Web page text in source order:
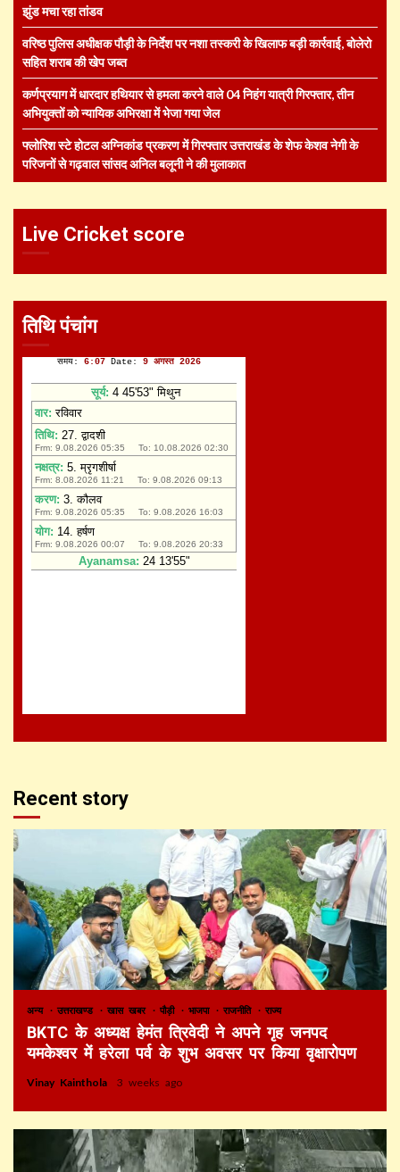
झुंड मचा रहा तांडव
वरिष्ठ पुलिस अधीक्षक पौड़ी के निर्देश पर नशा तस्करी के खिलाफ बड़ी कार्रवाई, बोलेरो
सहित शराब की खेप जब्त
कर्णप्रयाग में धारदार हथियार से हमला करने वाले 04 निहंग यात्री गिरफ्तार, तीन
अभियुक्तों को न्यायिक अभिरक्षा में भेजा गया जेल
फ्लोरिश स्टे होटल अग्निकांड प्रकरण में गिरफ्तार उत्तराखंड के शेफ केशव नेगी के
परिजनों से गढ़वाल सांसद अनिल बलूनी ने की मुलाकात
Live Cricket score
तिथि पंचांग
Recent story
अन्य उत्तराखण्ड खास खबर पौड़ी भाजपा राजनीति राज्य
BKTC के अध्यक्ष हेमंत त्रिवेदी ने अपने गृह जनपद
यमकेश्वर में हरेला पर्व के शुभ अवसर पर किया वृक्षारोपण
Vinay Kainthola 3 weeks ago